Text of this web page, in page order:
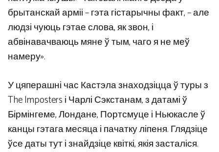
брытанскай арміі – гэта гістарычны факт, – але
людзі чуюць гэтае слова, як звон, і
абвінавачваюць мяне ў тым, чаго я не меў
намеру».
У цяперашні час Кастэла знаходзіцца ў туры з
The Imposters і Чарлі Сэкстанам, з датамі ў
Бірмінгеме, Лондане, Портсмуце і Ньюкасле ў
канцы гэтага месяца і пачатку ліпеня. Глядзіце
ўсе даты тут і знайдзіце квіткі, якія засталіся.